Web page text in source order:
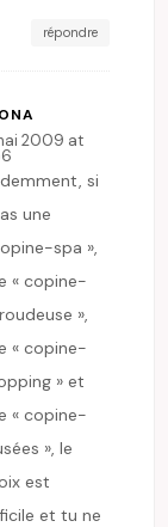
répondre
2009 at
si
une
spa »,
« copine-
»,
« copine-
» et
« copine-
», le
est
et tu ne